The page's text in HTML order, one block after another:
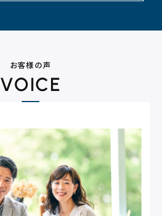
お客様の声
VOICE